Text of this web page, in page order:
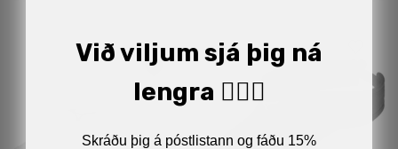
Við viljum sjá þig ná
lengra 🏋🏼‍♂️
Skráðu þig á póstlistann og fáðu 15%